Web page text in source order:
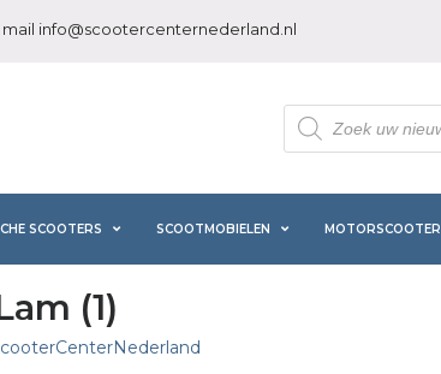
info@scootercenternederland.nl
Producten
zoeken
SCOOTERS SCOOTMOBIELEN MOTORSCOOTER
(1)